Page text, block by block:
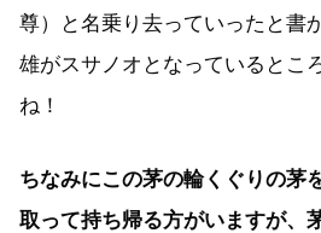
尊）と名乗り去っていったと書
雄がスサノオとなっているとこ
ね！
ちなみにこの茅の輪くぐりの茅
取って持ち帰る方がいますが、